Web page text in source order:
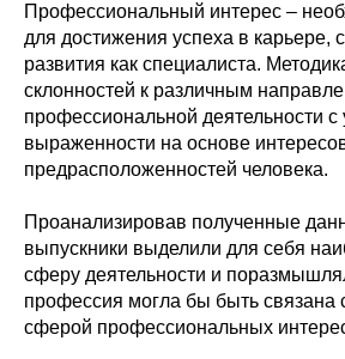
Профессиональный интерес –
для достижения успеха в карьере,
развития как специалиста.
склонностей к различным
профессиональной деятельности с
выраженности на основе
предрасположенностей человека.
Проанализировав полученные
выпускники выделили для себя
сферу деятельности и
профессия могла бы быть связана
сферой профессиональных